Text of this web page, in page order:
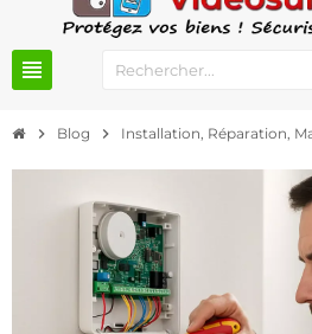
view_headline
chevron_right Blog chevron_right Installation, Réparation,